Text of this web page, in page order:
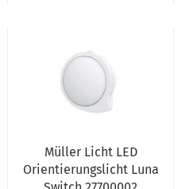
Müller Licht LED
Orientierungslicht Luna